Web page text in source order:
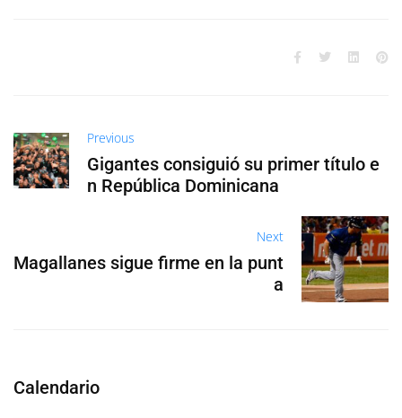
Previous
Gigantes consiguió su primer título e
n República Dominicana
Next
Magallanes sigue firme en la punt
a
Calendario